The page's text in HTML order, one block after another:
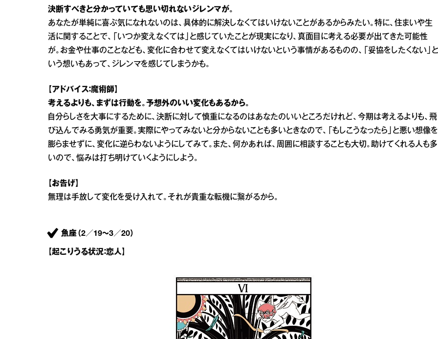
決断すべきと分かっていても思い切れないジレンマが。
あなたが単純に喜ぶ気になれないのは、具体的に解決しなくてはいけないことがあるからみたい。特に、住まいや生
活に関することで、「いつか変えなくては」と感じていたことが現実になり、真面目に考える必要が出てきた可能性
が。お金や仕事のことなども、変化に合わせて変えなくてはいけないという事情があるものの、「妥協をしたくない」と
いう想いもあって、ジレンマを感じてしまうかも。
【アドバイス：魔術師】
考えるよりも、まずは行動を。予想外のいい変化もあるから。
自分らしさを大事にするために、決断に対して慎重になるのはあなたのいいところだけれど、今期は考えるよりも、飛
び込んでみる勇気が重要。実際にやってみないと分からないことも多いときなので、「もしこうなったら」と悪い想像を
膨らませずに、変化に逆らわないようにしてみて。また、何かあれば、周囲に相談することも大切。助けてくれる人も多
いので、悩みは打ち明けていくようにしよう。
【お告げ】
無理は手放して変化を受け入れて。それが貴重な転機に繋がるから。
魚座（2／19～3／20）
【起こりうる状況：恋人】